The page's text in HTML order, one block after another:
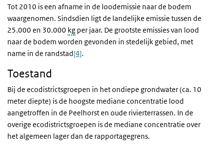
Tot 2010 is een afname in de loodemissie naar de bodem
waargenomen. Sindsdien ligt de landelijke emissie tussen de
25.000 en 30.000 kg per jaar. De grootste emissies van lood
naar de bodem worden gevonden in stedelijk gebied, met
name in de randstad[4].
Toestand
Bij de ecodistrictsgroepen in het ondiepe grondwater (ca. 10
meter diepte) is de hoogste mediane concentratie lood
aangetroffen in de Peelhorst en oude rivierterrassen. In de
overige ecodistrictsgroepen is de mediane concentratie over
het algemeen lager dan de rapportagegrens.